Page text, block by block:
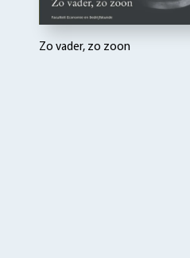
Zo vader, zo zoon